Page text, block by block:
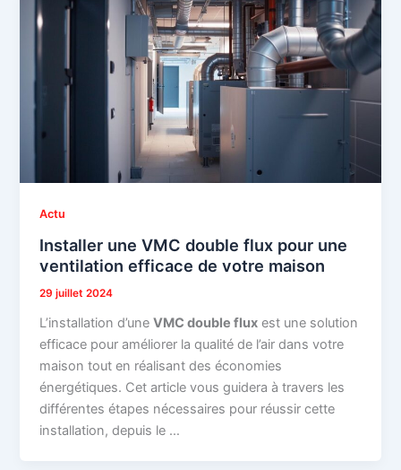
Actu
Installer une VMC double flux pour une
ventilation efficace de votre maison
29 juillet 2024
L’installation d’uneVMC double flux est une solution
efficace pour améliorer la qualité de l’air dans votre
maison tout en réalisant des économies
énergétiques. Cet article vous guidera à travers les
différentes étapes nécessaires pour réussir cette
installation, depuis le …